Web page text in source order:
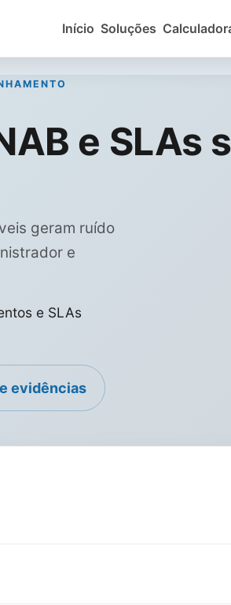
Início Soluções
e SLAs
geram ruído
e
e SLAs
evidências